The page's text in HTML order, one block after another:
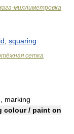
миллиметровка
squaring
сетка
marking
/ paint on